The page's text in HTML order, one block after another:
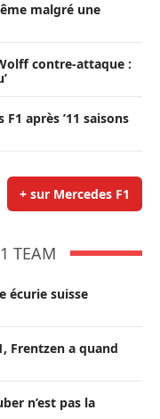
malgré une
contre-attaque :
après ’11 saisons
+ sur Mercedes F1
TEAM
écurie suisse
Frentzen a quand
n’est pas la